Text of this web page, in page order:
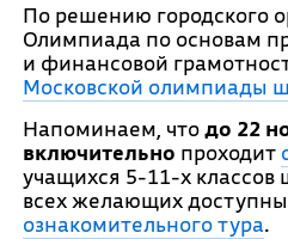
По решению городского
Олимпиада по основам
и финансовой
Московской олимпиады
Напоминаем, чтодо 22
включительно проходит
учащихся 5-11-х классов
всех желающих
ознакомительного тура.